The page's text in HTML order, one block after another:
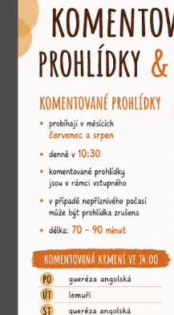
Podporujeme